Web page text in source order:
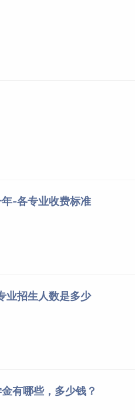
-各专业收费标准
业招生人数是多少
有哪些，多少钱？